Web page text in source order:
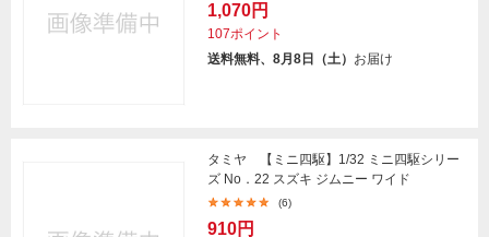
1,070円
107ポイント
送料無料、8月8日（土） お届け
タミヤ 【ミニ四駆】1/32 ミニ四駆シリー
ズ No．22 スズキ ジムニー ワイド
(6)
910円